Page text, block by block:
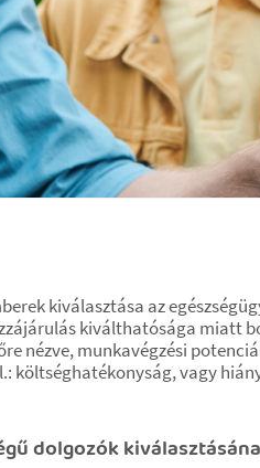
kiválasztása az
kiválthatósága miatt
nézve, munkavégzési
költséghatékonyság, vagy
dolgozók